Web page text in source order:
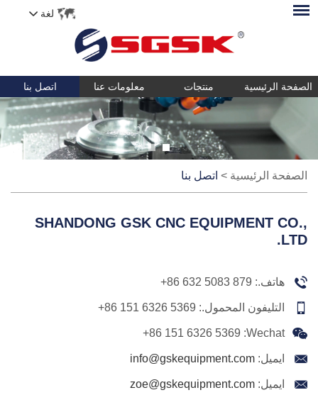
لغة
الصفحة الرئيسية منتجات معلومات عنا اتصل بنا
الصفحة الرئيسية > اتصل بنا
SHANDONG GSK CNC EQUIPMENT CO.,
LTD.
هاتف.: +86 632 5083 879
التليفون المحمول.: +86 151 6326 5369
Wechat:
+86 151 6326 5369
ايميل: info@gskequipment.com
ايميل: zoe@gskequipment.com